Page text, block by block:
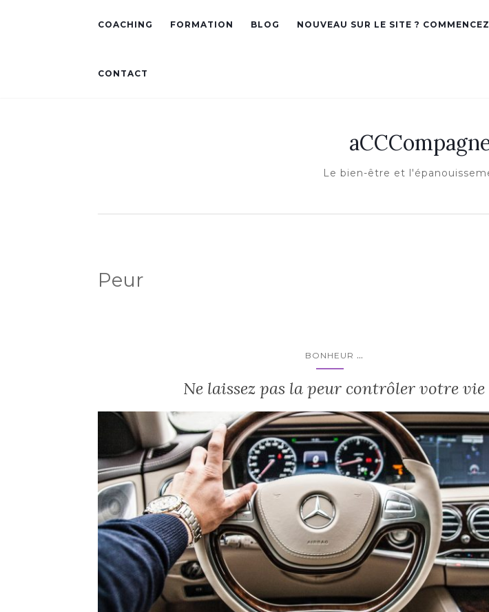
COACHING FORMATION BLOG NOUVEAU SUR LE SITE ?
CONTACT
Le bien-être et
Peur
BONHEUR ...
Ne laissez pas la peur contrôler votre vie